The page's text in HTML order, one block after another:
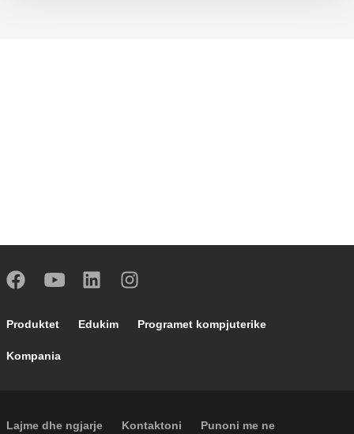
Footer main navigation
Produktet Edukim Programet kompjuterike
Kompania
Footer secondary navigation
Lajme dhe ngjarje Kontaktoni Punoni me ne